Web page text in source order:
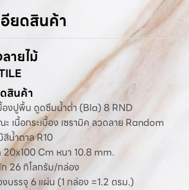
อียดสินค้า
ายไม้
สินค้า
องปูพื้น ดูดซึมน้ำต่ำ (Bla) 8 RND
เนื้อกระเบื้อง เซรามิค ลวดลาย Random
สีน้ำตาล R10
20x100 Cm หนา 10.8 mm.
26 กิโลกรัม/กล่อง
งบรรจุ 6 แผ่น (1 กล่อง =1.2 ตรม.)